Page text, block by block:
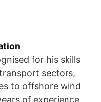
for his skills
sectors,
to offshore wind
of experience